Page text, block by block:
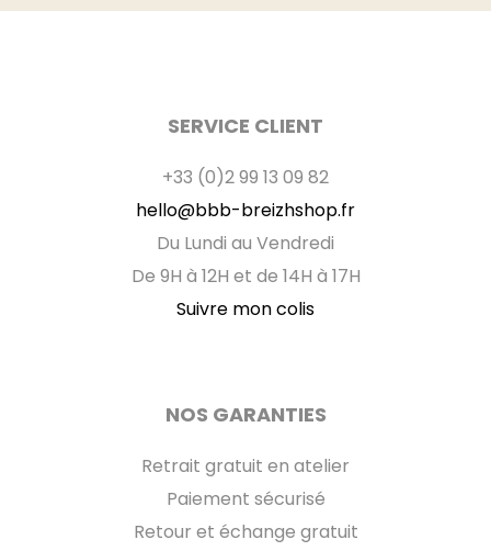
SERVICE CLIENT
+33 (0)2 99 13 09 82
hello@bbb-breizhshop.fr
Du Lundi au Vendredi
De 9H à 12H et de 14H à 17H
Suivre mon colis
NOS GARANTIES
Retrait gratuit en atelier
Paiement sécurisé
Retour et échange gratuit